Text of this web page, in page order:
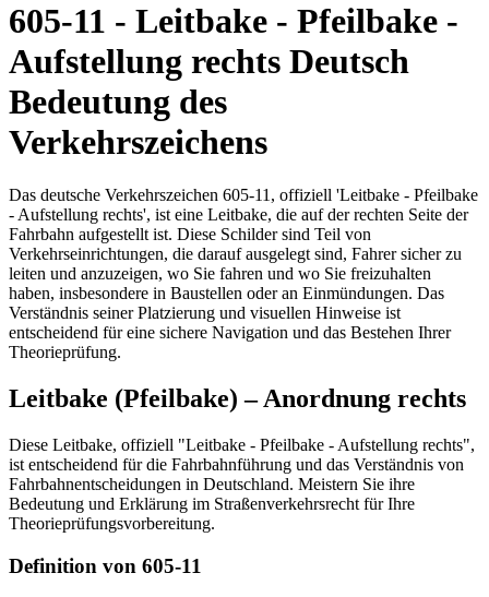
605-11 - Leitbake - Pfeilbake -
Aufstellung rechts Deutsch
Bedeutung des
Verkehrszeichens
Das deutsche Verkehrszeichen 605-11, offiziell 'Leitbake - Pfeilbake
- Aufstellung rechts', ist eine Leitbake, die auf der rechten Seite der
Fahrbahn aufgestellt ist. Diese Schilder sind Teil von
Verkehrseinrichtungen, die darauf ausgelegt sind, Fahrer sicher zu
leiten und anzuzeigen, wo Sie fahren und wo Sie freizuhalten
haben, insbesondere in Baustellen oder an Einmündungen. Das
Verständnis seiner Platzierung und visuellen Hinweise ist
entscheidend für eine sichere Navigation und das Bestehen Ihrer
Theorieprüfung.
Leitbake (Pfeilbake) – Anordnung rechts
Diese Leitbake, offiziell "Leitbake - Pfeilbake - Aufstellung rechts",
ist entscheidend für die Fahrbahnführung und das Verständnis von
Fahrbahnentscheidungen in Deutschland. Meistern Sie ihre
Bedeutung und Erklärung im Straßenverkehrsrecht für Ihre
Theorieprüfungsvorbereitung.
Definition von 605-11